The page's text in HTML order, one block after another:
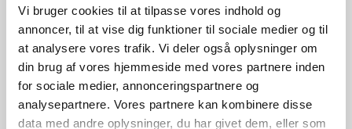
Vi bruger cookies til at tilpasse vores indhold og
annoncer, til at vise dig funktioner til sociale medier og til
at analysere vores trafik. Vi deler også oplysninger om
din brug af vores hjemmeside med vores partnere inden
for sociale medier, annonceringspartnere og
analysepartnere. Vores partnere kan kombinere disse
data med andre oplysninger, du har givet dem, eller som
Design For The People